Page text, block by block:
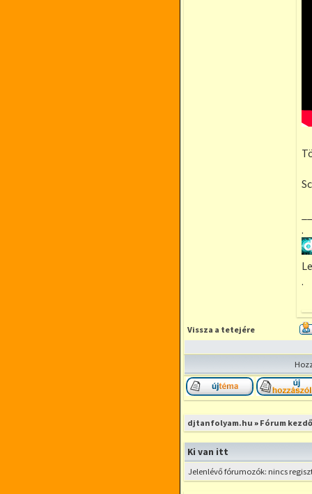
.
.
Vissza a tetejére
Új téma nyitása
djtanfolyam.hu » Fórum
Ki van itt
Jelenlévő fórumozók: nincs